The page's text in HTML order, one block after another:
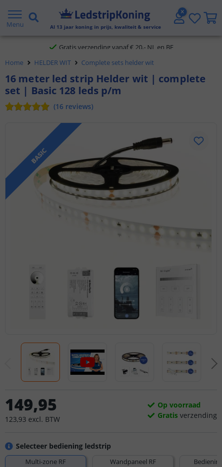
Menu Al 13 jaar koning in prijs, kwaliteit & service
5 jaar garantie
Gratis verzending vanaf € 20,- NL en BE
Klantbeoordeling 9.1
Voor 23:45 uur besteld,
Home HELDER WIT Complete sets helder wit
16 meter led strip Helder wit | complete
set | Basic 128 leds p/m
(16 reviews)
BASIC
Selecteer bediening ledstrip
Multi-zone RF Wandpaneel RF
149,95
123,93 excl. BTW
Op voorraad
Gratis verzending